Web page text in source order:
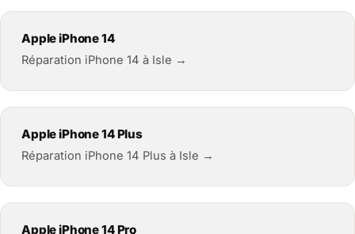
Apple iPhone 14
Réparation iPhone 14 à Isle →
Apple iPhone 14 Plus
Réparation iPhone 14 Plus à Isle →
Apple iPhone 14 Pro